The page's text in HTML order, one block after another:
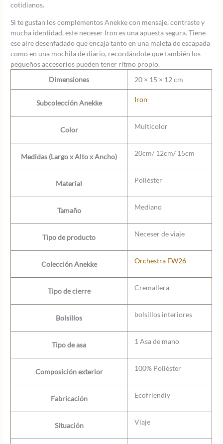
cotidianos.
Si te gustan los complementos Anekke con mensaje, contraste y
mucha identidad, este neceser Iron es una apuesta segura. Tiene
ese aire desenfadado que encaja tanto en una maleta de escapada
como en una mochila de diario, recordándote que también los
pequeños accesorios pueden tener ritmo propio.
Dimensiones
20 × 15 × 12 cm
Subcolección Anekke Iron
Color Multicolor
Medidas (Largo x Alto x Ancho) 20cm/ 12cm/ 15cm
Material Poliéster
Tamaño Mediano
Tipo de producto Neceser de viaje
Colección Anekke Orchestra FW26
Tipo de cierre Cremallera
Bolsillos bolsillos interiores
Tipo de asa 1 Asa de mano
Composición exterior 100% Poliéster
Fabricación Ecofriendly
Situación Viaje